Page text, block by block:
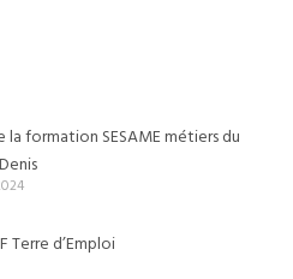
la formation SESAME métiers du
Terre d’Emploi